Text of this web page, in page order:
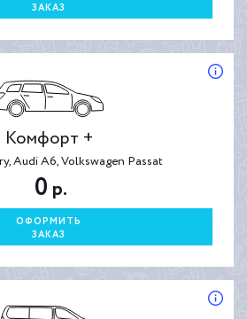
ЗАКАЗ
Комфорт +
Audi A6, Volkswagen Passat
0 р.
ОФОРМИТЬ
ЗАКАЗ